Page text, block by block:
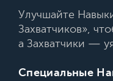
Улучшайте
Захватчиков»,
а Захватчики —
Специальные